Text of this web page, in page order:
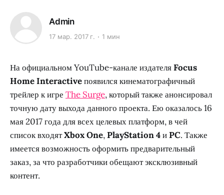
Admin
17 мар. 2017 г. 1 мин
На официальном YouTube-канале издателяFocus
Home Interactiveпоявился кинематографичный
трейлер к игре The Surge, который также анонсировал
точную дату выхода данного проекта. Ею оказалось 16
мая 2017 года для всех целевых платформ, в чей
список входятXbox One,PlayStation 4иPC. Также
имеется возможность оформить предварительный
заказ, за что разработчики обещают эксклюзивный
контент.